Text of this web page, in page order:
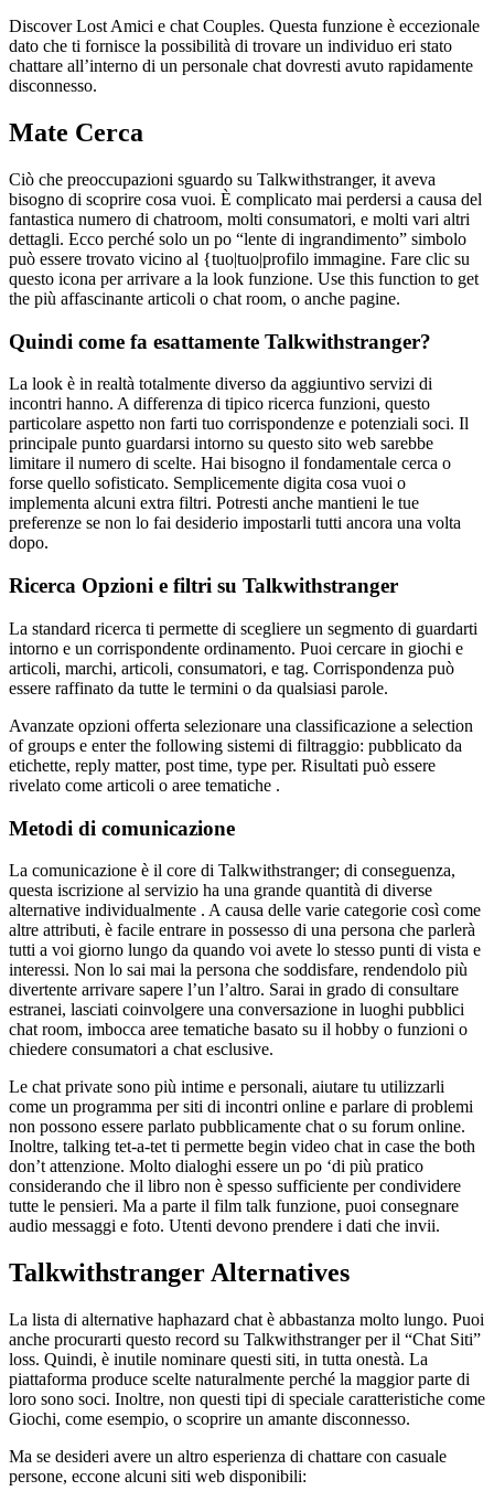
Discover Lost Amici e chat Couples. Questa funzione è eccezionale
dato che ti fornisce la possibilità di trovare un individuo eri stato
chattare all’interno di un personale chat dovresti avuto rapidamente
disconnesso.
Mate Cerca
Ciò che preoccupazioni sguardo su Talkwithstranger, it aveva
bisogno di scoprire cosa vuoi. È complicato mai perdersi a causa del
fantastica numero di chatroom, molti consumatori, e molti vari altri
dettagli. Ecco perché solo un po “lente di ingrandimento” simbolo
può essere trovato vicino al {tuo|tuo|profilo immagine. Fare clic su
questo icona per arrivare a la look funzione. Use this function to get
the più affascinante articoli o chat room, o anche pagine.
Quindi come fa esattamente Talkwithstranger?
La look è in realtà totalmente diverso da aggiuntivo servizi di
incontri hanno. A differenza di tipico ricerca funzioni, questo
particolare aspetto non farti tuo corrispondenze e potenziali soci. Il
principale punto guardarsi intorno su questo sito web sarebbe
limitare il numero di scelte. Hai bisogno il fondamentale cerca o
forse quello sofisticato. Semplicemente digita cosa vuoi o
implementa alcuni extra filtri. Potresti anche mantieni le tue
preferenze se non lo fai desiderio impostarli tutti ancora una volta
dopo.
Ricerca Opzioni e filtri su Talkwithstranger
La standard ricerca ti permette di scegliere un segmento di guardarti
intorno e un corrispondente ordinamento. Puoi cercare in giochi e
articoli, marchi, articoli, consumatori, e tag. Corrispondenza può
essere raffinato da tutte le termini o da qualsiasi parole.
Avanzate opzioni offerta selezionare una classificazione a selection
of groups e enter the following sistemi di filtraggio: pubblicato da
etichette, reply matter, post time, type per. Risultati può essere
rivelato come articoli o aree tematiche .
Metodi di comunicazione
La comunicazione è il core di Talkwithstranger; di conseguenza,
questa iscrizione al servizio ha una grande quantità di diverse
alternative individualmente . A causa delle varie categorie così come
altre attributi, è facile entrare in possesso di una persona che parlerà
tutti a voi giorno lungo da quando voi avete lo stesso punti di vista e
interessi. Non lo sai mai la persona che soddisfare, rendendolo più
divertente arrivare sapere l’un l’altro. Sarai in grado di consultare
estranei, lasciati coinvolgere una conversazione in luoghi pubblici
chat room, imbocca aree tematiche basato su il hobby o funzioni o
chiedere consumatori a chat esclusive.
Le chat private sono più intime e personali, aiutare tu utilizzarli
come un programma per siti di incontri online e parlare di problemi
non possono essere parlato pubblicamente chat o su forum online.
Inoltre, talking tet-a-tet ti permette begin video chat in case the both
don’t attenzione. Molto dialoghi essere un po ‘di più pratico
considerando che il libro non è spesso sufficiente per condividere
tutte le pensieri. Ma a parte il film talk funzione, puoi consegnare
audio messaggi e foto. Utenti devono prendere i dati che invii.
Talkwithstranger Alternatives
La lista di alternative haphazard chat è abbastanza molto lungo. Puoi
anche procurarti questo record su Talkwithstranger per il “Chat Siti”
loss. Quindi, è inutile nominare questi siti, in tutta onestà. La
piattaforma produce scelte naturalmente perché la maggior parte di
loro sono soci. Inoltre, non questi tipi di speciale caratteristiche come
Giochi, come esempio, o scoprire un amante disconnesso.
Ma se desideri avere un altro esperienza di chattare con casuale
persone, eccone alcuni siti web disponibili: